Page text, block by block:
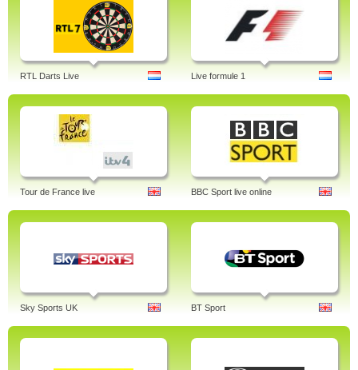
RTL Darts Live Live formule 1
Tour de France live BBC Sport live online
Sky Sports UK BT Sport